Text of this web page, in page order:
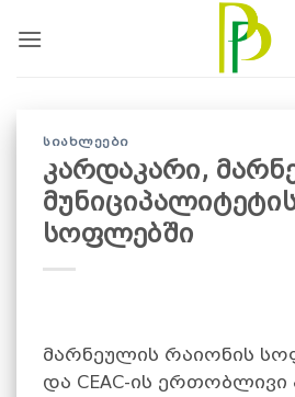
ᲡᲘᲐᲮᲚᲔᲔᲑᲘ
კარდაკარი,
სოფლებში
მარნეულის რაიონის
და CEAC-ის